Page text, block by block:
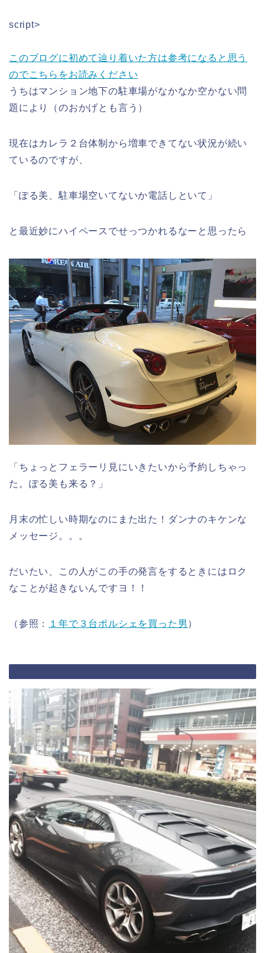
script>
このブログに初めて辿り着いた方は参考になると思う
のでこちらをお読みください
うちはマンション地下の駐車場がなかなか空かない問
題により（のおかげとも言う）
現在はカレラ２台体制から増車できてない状況が続い
ているのですが、
「ぽる美、駐車場空いてないか電話しといて」
と最近妙にハイペースでせっつかれるなーと思ったら
「ちょっとフェラーリ見にいきたいから予約しちゃっ
た。ぽる美も来る？」
月末の忙しい時期なのにまた出た！ダンナのキケンな
メッセージ。。。
だいたい、この人がこの手の発言をするときにはロク
なことが起きないんですヨ！！
（参照： １年で３台ポルシェを買った男 ）